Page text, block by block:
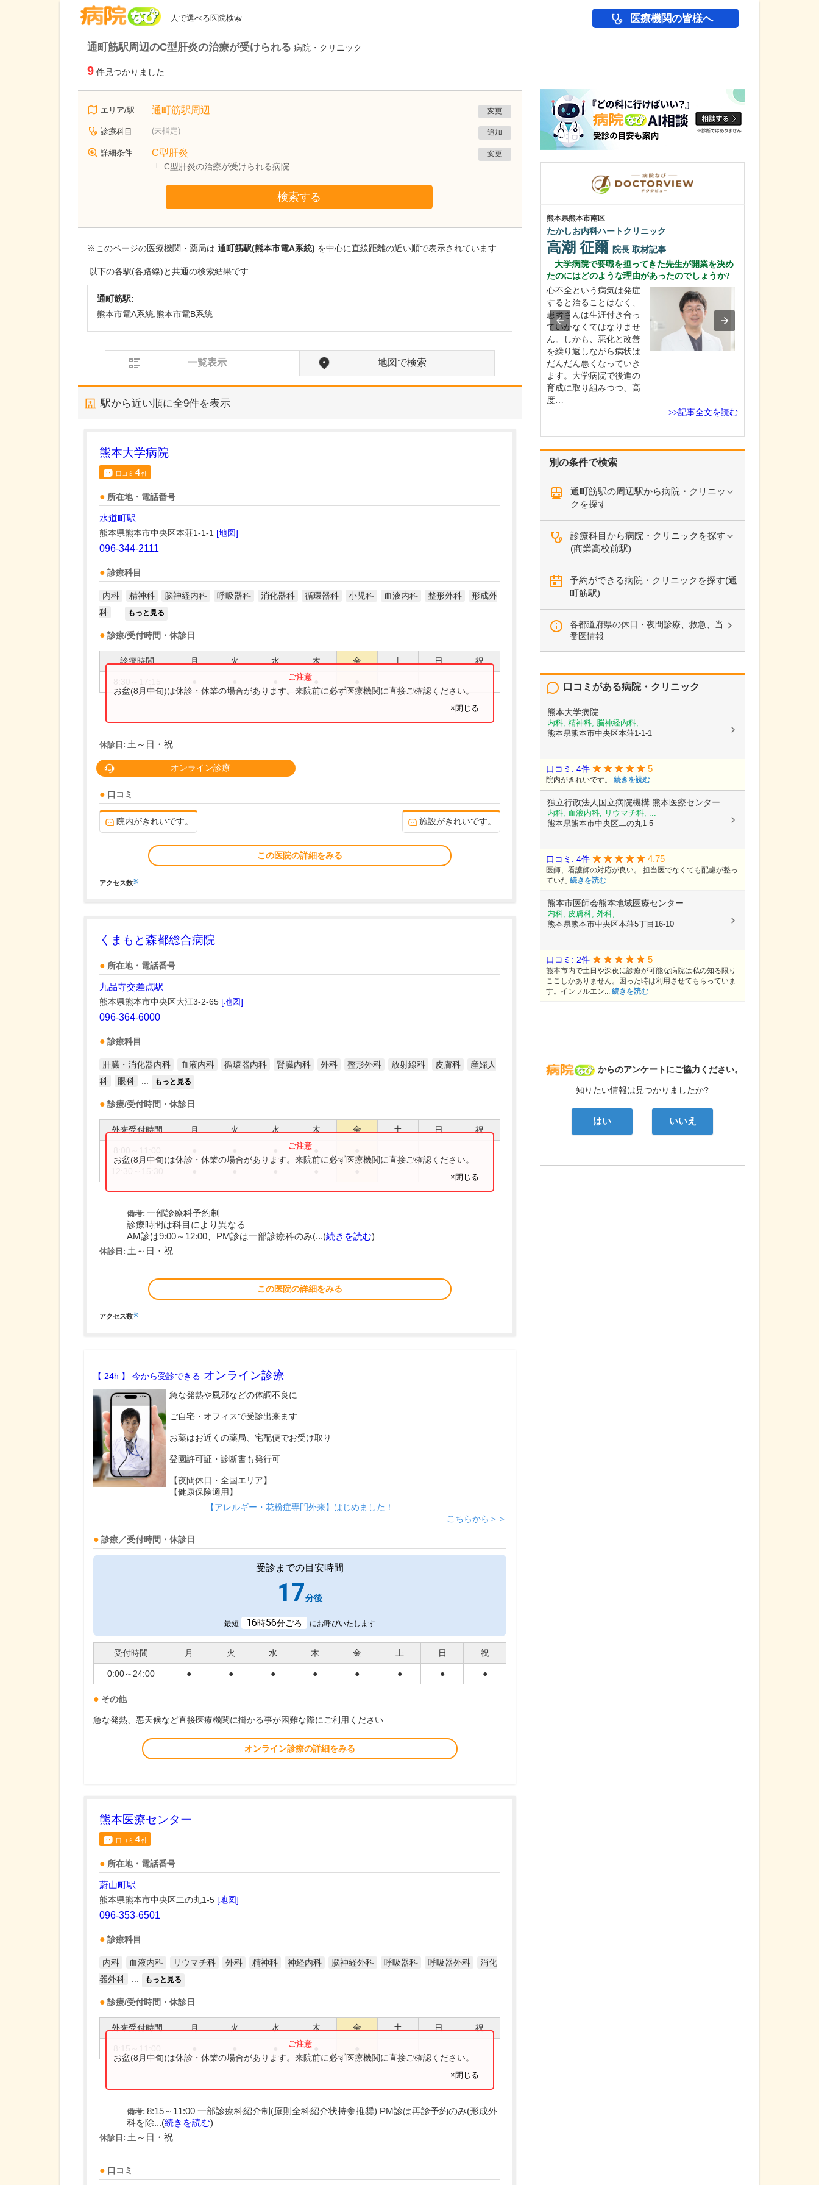
人で選べる医院検索 医療機関の皆様へ
通町筋駅周辺のC型肝炎の治療が受けられる 病院・クリニック
9 件見つかりました
エリア/駅 通町筋駅周辺 変更
診療科目 (未指定) 追加
詳細条件 C型肝炎
C型肝炎の治療が受けられる病院
変更
検索する
※このページの医療機関・薬局は 通町筋駅(熊本市電A系統) を中心に直線距離の近い順で表示されています
以下の各駅(各路線)と共通の検索結果です
通町筋駅:
熊本市電A系統,熊本市電B系統
一覧表示 地図で検索
駅から近い順に全9件を表示
熊本大学病院
口コミ 4件
所在地・電話番号
水道町駅
熊本県熊本市中央区本荘1-1-1 [地図]
096-344-2111
診療科目
内科 精神科 脳神経内科 呼吸器科 消化器科 循環器科 小児科 血液内科 整形外科
形成外
科
もっと見る
診療/受付時間・休診日
診療時間 月 火 水 木 金 土 日 祝
お盆(8月中旬)は休診・休業の場合があります。来院前に必ず医療機関に直接ご確認ください。
×閉じる
休診日: 土～日・祝
オンライン診療
口コミ
院内がきれいです。 施設がきれいです。
この医院の詳細をみる
アクセス数※
くまもと森都総合病院
所在地・電話番号
九品寺交差点駅
熊本県熊本市中央区大江3-2-65 [地図]
096-364-6000
診療科目
肝臓・消化器内科 血液内科 循環器内科 腎臓内科 外科 整形外科 放射線科 皮膚科
産婦人
科
眼科 もっと見る
診療/受付時間・休診日
外来受付時間 月 火 水 木 金 土 日 祝
お盆(8月中旬)は休診・休業の場合があります。来院前に必ず医療機関に直接ご確認ください。
×閉じる
備考: 一部診療科予約制
診療時間は科目により異なる
AM診は9:00～12:00、PM診は一部診療科のみ(...(続きを読む)
休診日: 土～日・祝
この医院の詳細をみる
アクセス数※
【 24h 】 今から受診できる オンライン診療
急な発熱や風邪などの体調不良に
ご自宅・オフィスで受診出来ます
お薬はお近くの薬局、宅配便でお受け取り
登園許可証・診断書も発行可
【夜間休日・全国エリア】
【健康保険適用】
【アレルギー・花粉症専門外来】はじめました！
こちらから＞＞
診療／受付時間・休診日
受診までの目安時間
17分後
最短 16時56分ごろ にお呼びいたします
受付時間 月 火 水 木 金 土 日 祝
0:00～24:00 ● ● ● ● ● ● ● ●
その他
急な発熱、悪天候など直接医療機関に掛かる事が困難な際にご利用ください
オンライン診療の詳細をみる
熊本医療センター
口コミ 4件
所在地・電話番号
蔚山町駅
熊本県熊本市中央区二の丸1-5 [地図]
096-353-6501
診療科目
内科 血液内科 リウマチ科 外科 精神科 神経内科 脳神経外科 呼吸器科 呼吸器外科
消化
器外科
もっと見る
診療/受付時間・休診日
外来受付時間 月 火 水 木 金 土 日 祝
お盆(8月中旬)は休診・休業の場合があります。来院前に必ず医療機関に直接ご確認ください。
×閉じる
備考: 8:15～11:00 一部診療科紹介制(原則全科紹介状持参推奨) PM診は再診予約のみ(形成外
科を除...(続きを読む)
休診日: 土～日・祝
口コミ
別の条件で検索
通町筋駅の周辺駅から病院・クリニッ
クを探す
診療科目から病院・クリニックを探す
(商業高校前駅)
予約ができる病院・クリニックを探す(通
町筋駅)
各都道府県の休日・夜間診療、救急、当
番医情報
病院なび
からのアンケートにご協力ください。
知りたい情報は見つかりましたか?
はい いいえ
口コミがある病院・クリニック
熊本大学病院
内科, 精神科, 脳神経内科, ...
熊本県熊本市中央区本荘1-1-1
口コミ: 4件 5
院内がきれいです。 続きを読む
独立行政法人国立病院機構 熊本医療センター
内科, 血液内科, リウマチ科, ...
熊本県熊本市中央区二の丸1-5
口コミ: 4件 4.75
医師、看護師の対応が良い。 担当医でなくても配慮が整っ
ていた 続きを読む
熊本市医師会熊本地域医療センター
内科, 皮膚科, 外科, ...
熊本県熊本市中央区本荘5丁目16-10
口コミ: 2件 5
熊本市内で土日や深夜に診療が可能な病院は私の知る限り
ここしかありません。困った時は利用させてもらっていま
す。インフルエン... 続きを読む
熊本県熊本市南区
たかしお内科ハートクリニック
高潮 征爾 院長 取材記事
大学病院で要職を担ってきた先生が開業を決め
たのにはどのような理由があったのでしょうか?
心不全という病気は発症
すると治ることはなく、
患者さんは生涯付き合っ
ていかなくてはなりませ
ん。しかも、悪化と改善
を繰り返しながら病状は
だんだん悪くなっていき
ます。大学病院で後進の
育成に取り組みつつ、高
度…
>>記事全文を読む
新横浜国際クリニック
石黒 智也理事長取材記事
しさを感じさせずに、く
つろいで受診してもらえ
ればと考えてのことで
す…